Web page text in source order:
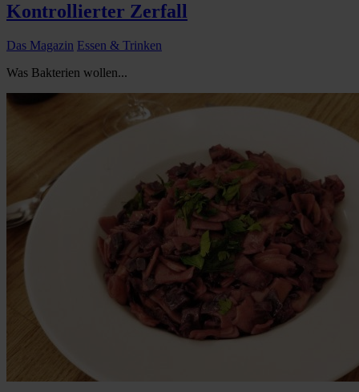
Kontrollierter Zerfall
Das Magazin Essen & Trinken
Was Bakterien wollen...